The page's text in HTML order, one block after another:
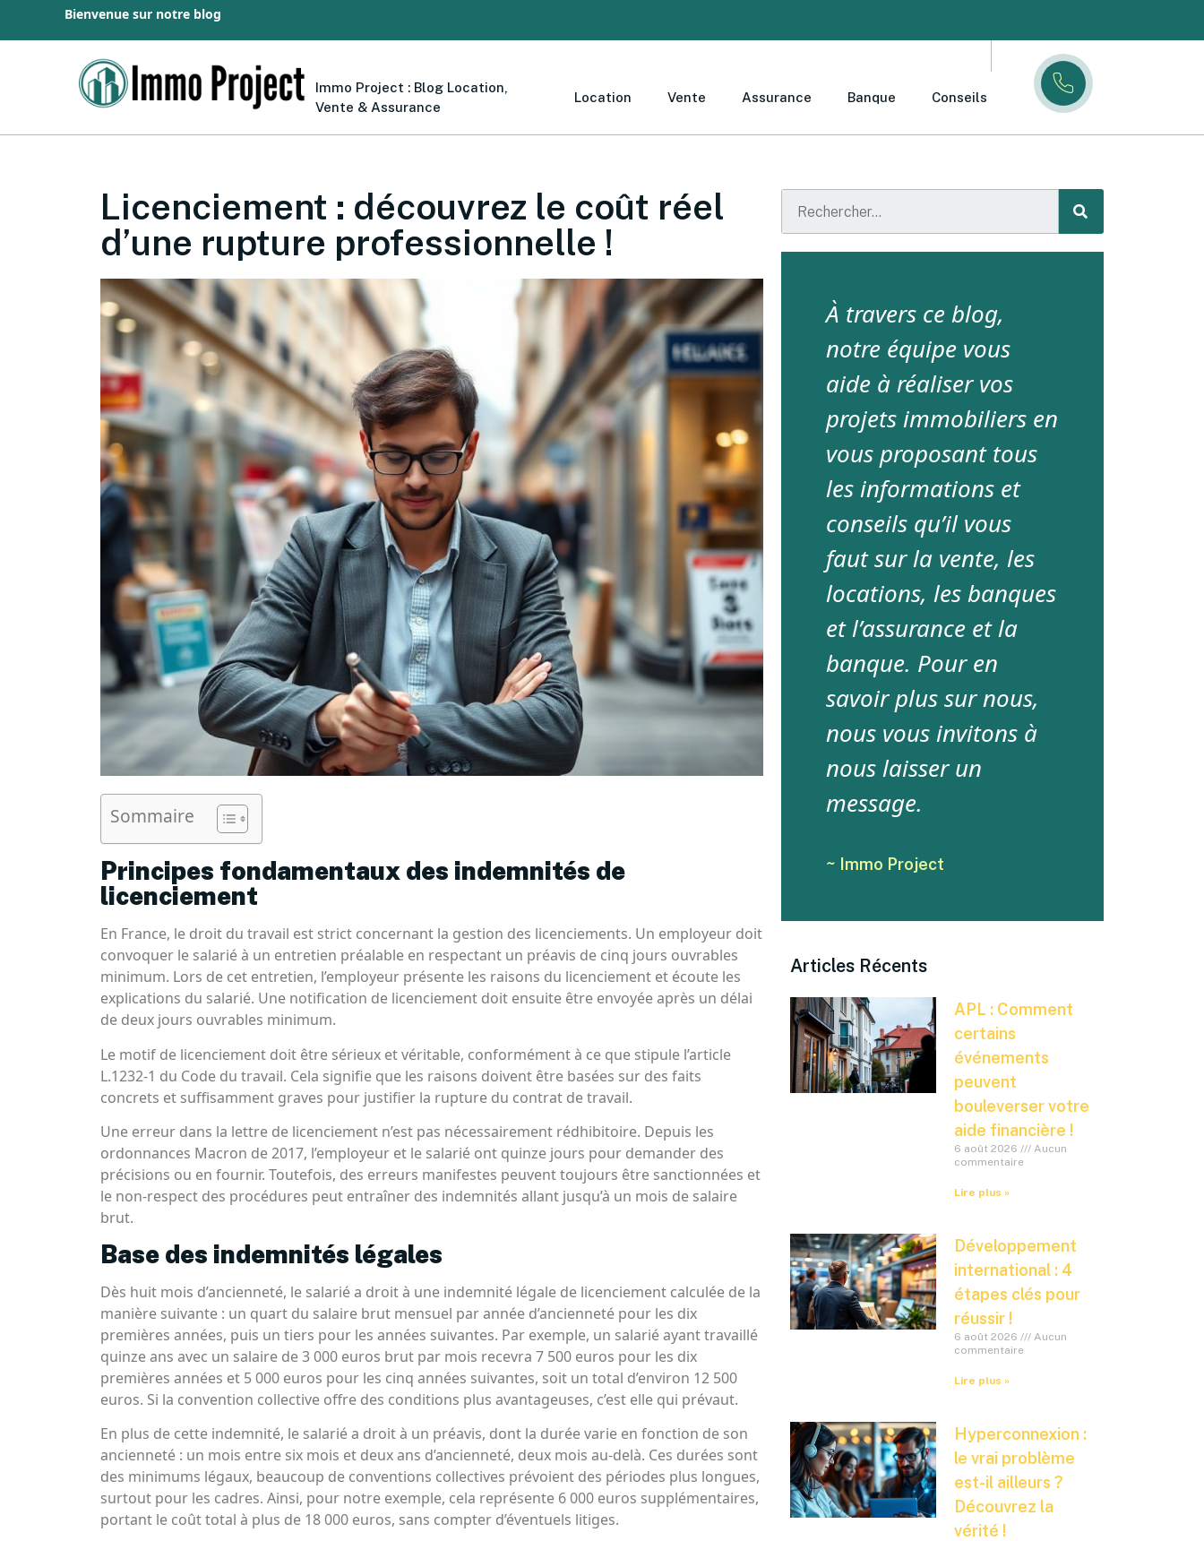
Bienvenue sur notre blog
Immo Project : Blog Location,
Vente & Assurance
Location Vente Assurance Banque Conseils
Licenciement : découvrez le coût réel
d’une rupture professionnelle !
Sommaire
Principes fondamentaux des indemnités de
licenciement
En France, le droit du travail est strict concernant la gestion des licenciements. Un employeur doit
convoquer le salarié à un entretien préalable en respectant un préavis de cinq jours ouvrables
minimum. Lors de cet entretien, l’employeur présente les raisons du licenciement et écoute les
explications du salarié. Une notification de licenciement doit ensuite être envoyée après un délai
de deux jours ouvrables minimum.
Le motif de licenciement doit être sérieux et véritable, conformément à ce que stipule l’article
L.1232-1 du Code du travail. Cela signifie que les raisons doivent être basées sur des faits
concrets et suffisamment graves pour justifier la rupture du contrat de travail.
Une erreur dans la lettre de licenciement n’est pas nécessairement rédhibitoire. Depuis les
ordonnances Macron de 2017, l’employeur et le salarié ont quinze jours pour demander des
précisions ou en fournir. Toutefois, des erreurs manifestes peuvent toujours être sanctionnées et
le non-respect des procédures peut entraîner des indemnités allant jusqu’à un mois de salaire
brut.
Base des indemnités légales
Dès huit mois d’ancienneté, le salarié a droit à une indemnité légale de licenciement calculée de la
manière suivante : un quart du salaire brut mensuel par année d’ancienneté pour les dix
premières années, puis un tiers pour les années suivantes. Par exemple, un salarié ayant travaillé
quinze ans avec un salaire de 3 000 euros brut par mois recevra 7 500 euros pour les dix
premières années et 5 000 euros pour les cinq années suivantes, soit un total d’environ 12 500
euros. Si la convention collective offre des conditions plus avantageuses, c’est elle qui prévaut.
En plus de cette indemnité, le salarié a droit à un préavis, dont la durée varie en fonction de son
ancienneté : un mois entre six mois et deux ans d’ancienneté, deux mois au-delà. Ces durées sont
des minimums légaux, beaucoup de conventions collectives prévoient des périodes plus longues,
surtout pour les cadres. Ainsi, pour notre exemple, cela représente 6 000 euros supplémentaires,
portant le coût total à plus de 18 000 euros, sans compter d’éventuels litiges.
À travers ce blog,
notre équipe vous
aide à réaliser vos
projets immobiliers en
vous proposant tous
les informations et
conseils qu’il vous
faut sur la vente, les
locations, les banques
et l’assurance et la
banque. Pour en
savoir plus sur nous,
nous vous invitons à
nous laisser un
message.
~ Immo Project
Articles Récents
APL : Comment
certains
événements
peuvent
bouleverser votre
aide financière !
6 août 2026
Aucun
commentaire
Lire plus »
Développement
international : 4
étapes clés pour
réussir !
6 août 2026
Aucun
commentaire
Lire plus »
Hyperconnexion :
le vrai problème
est-il ailleurs ?
Découvrez la
vérité !